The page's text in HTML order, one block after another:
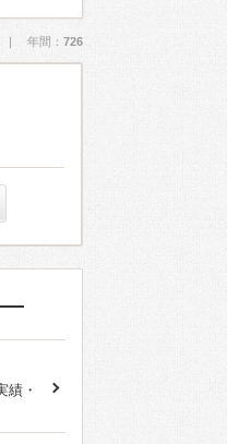
| 年間： 726
績・